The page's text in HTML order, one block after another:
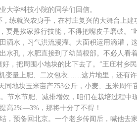
学科技小院的同学们回信。
就兴农身手，在村庄复兴的大舞台上建
是挨家推行技能，不得把嘴皮子磨破。”
水，习气洪流漫灌。大面积运用滴灌，这
孔，水肥直接到了幼苗根部。不必人看着
把周围小地块的比下去了。”王庄村乡民
量上肥、二次包衣……这片地里，还有许
块玉米亩产753公斤，小麦、玉米周年亩
水节肥、减排增效，咱们在栽培过程中
高2%—3%，那将十分了不得！
预备回北京。一个老乡传闻后，喊他去